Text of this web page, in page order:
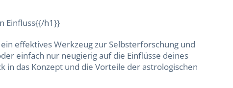
Einfluss{{/h1}}
effektives Werkzeug zur Selbsterforschung und
einfach nur neugierig auf die Einflüsse deines
in das Konzept und die Vorteile der astrologischen